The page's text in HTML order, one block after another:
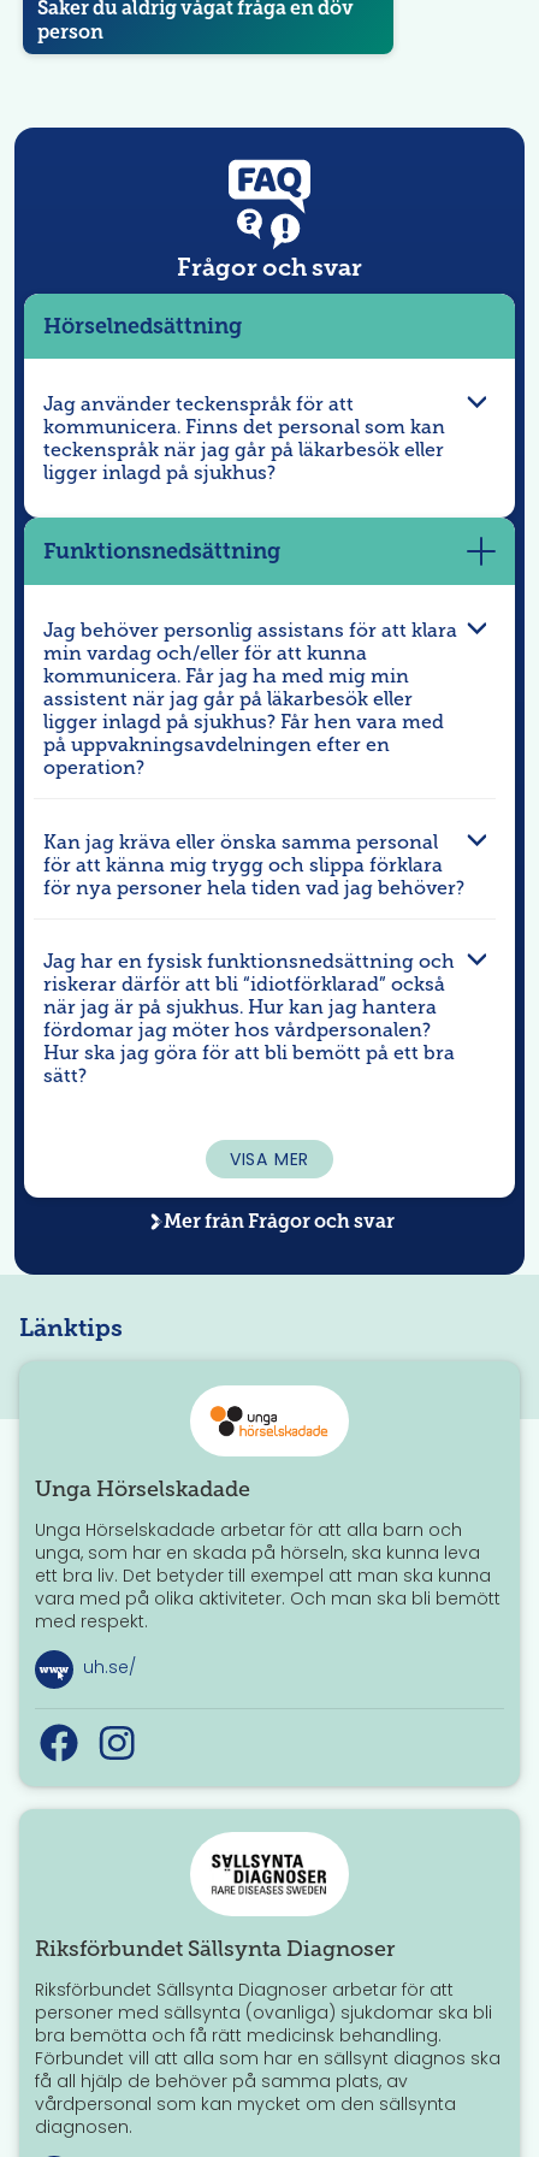
n
Saker du aldrig vågat fråga en döv
person
Frågor och svar
Hörselnedsättning
Jag använder teckenspråk för att
kommunicera. Finns det personal som kan
teckenspråk när jag går på läkarbesök eller
ligger inlagd på sjukhus?
mer
Funktionsnedsättning
Jag behöver personlig assistans för att klara
min vardag och/eller för att kunna
kommunicera. Får jag ha med mig min
assistent när jag går på läkarbesök eller
ligger inlagd på sjukhus? Får hen vara med
på uppvakningsavdelningen efter en
operation?
Kan jag kräva eller önska samma personal
för att känna mig trygg och slippa förklara
för nya personer hela tiden vad jag behöver?
Jag har en fysisk funktionsnedsättning och
riskerar därför att bli “idiotförklarad” också
när jag är på sjukhus. Hur kan jag hantera
fördomar jag möter hos vårdpersonalen?
Hur ska jag göra för att bli bemött på ett bra
sätt?
VISA MER
Mer frånFrågor och svar
Länktips
Unga Hörselskadade
Unga Hörselskadade arbetar för att alla barn och
unga, som har en skada på hörseln, ska kunna leva
ett bra liv. Det betyder till exempel att man ska kunna
vara med på olika aktiviteter. Och man ska bli bemött
med respekt.
uh.se/
Riksförbundet Sällsynta Diagnoser
Riksförbundet Sällsynta Diagnoser arbetar för att
personer med sällsynta (ovanliga) sjukdomar ska bli
bra bemötta och få rätt medicinsk behandling.
Förbundet vill att alla som har en sällsynt diagnos ska
få all hjälp de behöver på samma plats, av
vårdpersonal som kan mycket om den sällsynta
diagnosen.